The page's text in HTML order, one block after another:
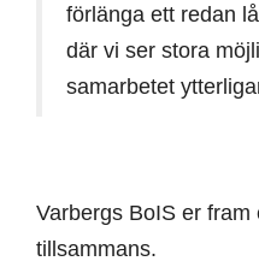
förlänga ett redan
där vi ser stora
samarbetet
Varbergs BoIS er
tillsammans.